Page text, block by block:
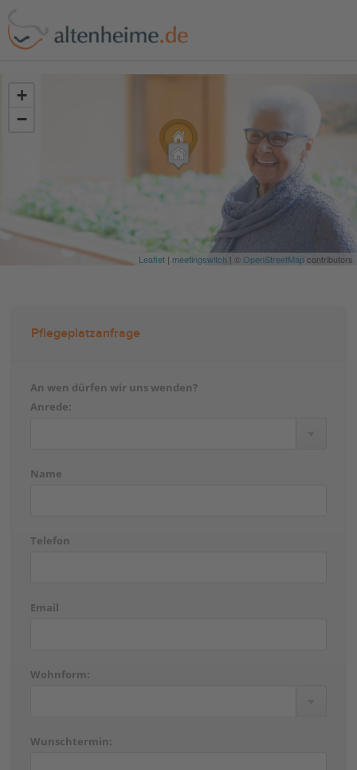
+
−
Leaflet | meetingswitch | ©OpenStreetMapcontributors
Pflegeplatzanfrage
An wen dürfen wir uns wenden?
Anrede:
Name
Telefon
Email
Wohnform:
Wunschtermin: